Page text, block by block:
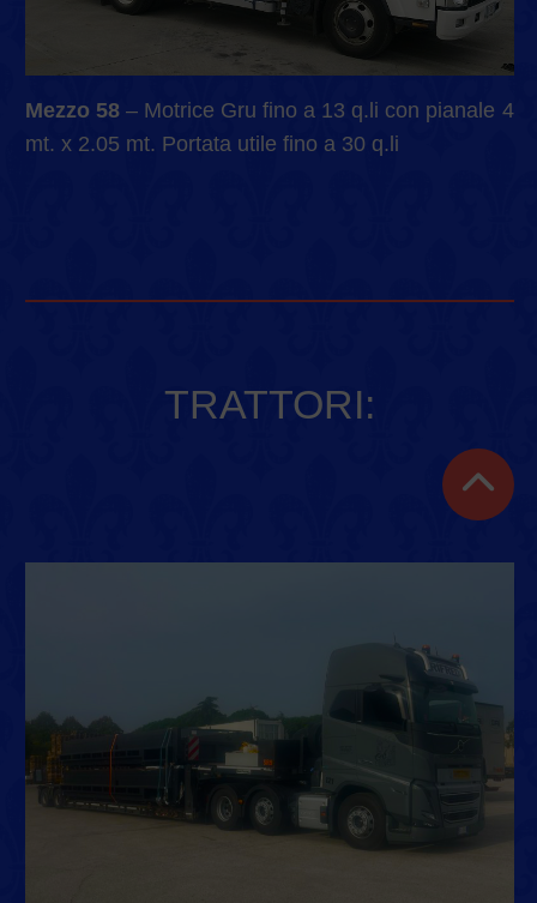
Mezzo 58– Motrice Gru fino a 13 q.li con pianale 4
mt. x 2.05 mt. Portata utile fino a 30 q.li
TRATTORI: